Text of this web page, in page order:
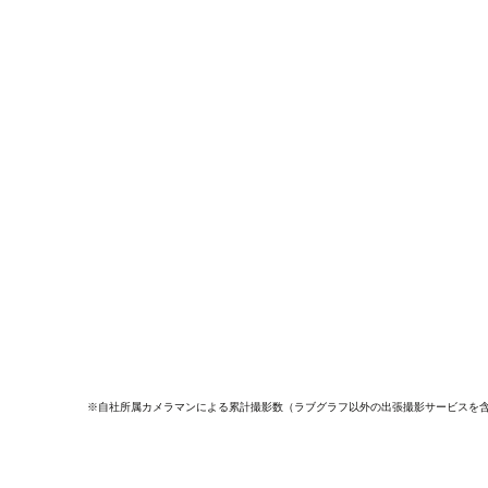
※自社所属カメラマンによる累計撮影数（ラブグラフ以外の出張撮影サービスを